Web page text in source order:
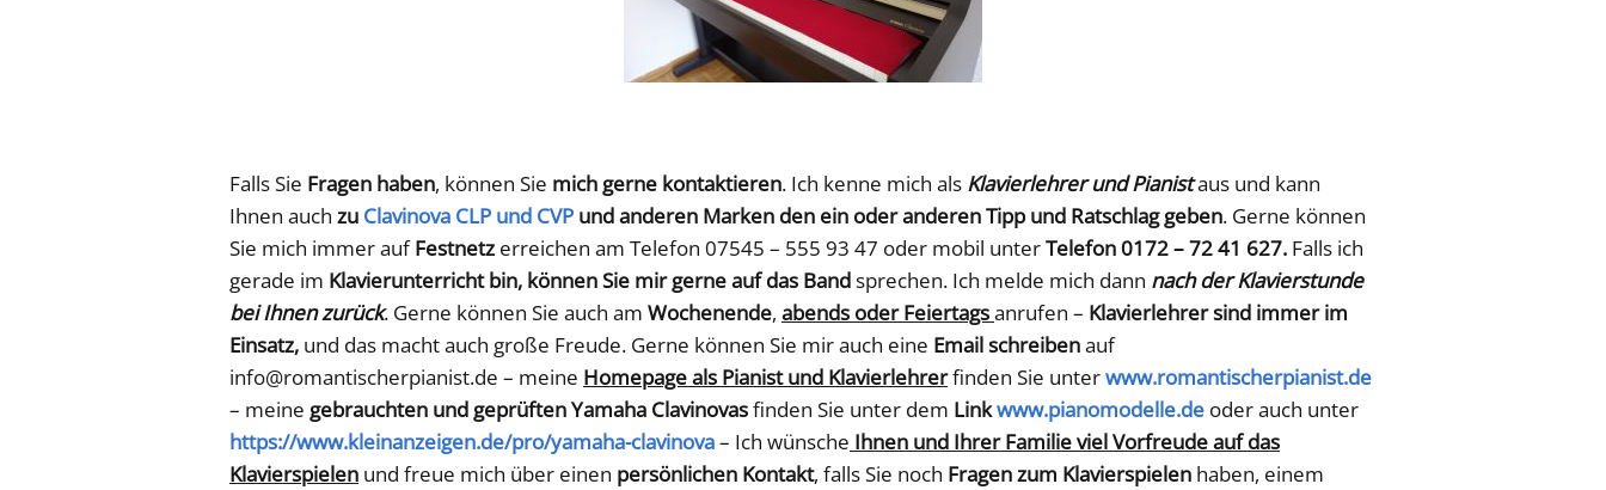
Falls Sie Fragen haben, können Sie mich gerne kontaktieren. Ich kenne mich als Klavierlehrer und Pianistaus und kann
Ihnen auch zu Clavinova CLP und CVP und anderen Marken den ein oder anderen Tipp und Ratschlag geben. Gerne können
Sie mich immer aufFestnetz erreichen am Telefon 07545 – 555 93 47 oder mobil unterTelefon 0172 – 72 41 627. Falls ich
gerade im Klavierunterricht bin, können Sie mir gerne auf das Bandsprechen. Ich melde mich dann nach der Klavierstunde
bei Ihnen zurück. Gerne können Sie auch am Wochenende, abends oder Feiertagsanrufen – Klavierlehrer sind immer im
Einsatz, und das macht auch große Freude. Gerne können Sie mir auch eine Email schreibenauf
info@romantischerpianist.de – meine Homepage als Pianist und Klavierlehrerfinden Sie unterwww.romantischerpianist.de
– meine gebrauchten und geprüften Yamaha Clavinovasfinden Sie unter dem Linkwww.pianomodelle.de oder auch unter
https://www.kleinanzeigen.de/pro/yamaha-clavinova– Ich wünsche Ihnen und Ihrer Familie viel Vorfreude auf das
Klavierspielen und freue mich über einen persönlichen Kontakt, falls Sie noch Fragen zum Klavierspielen haben, einem